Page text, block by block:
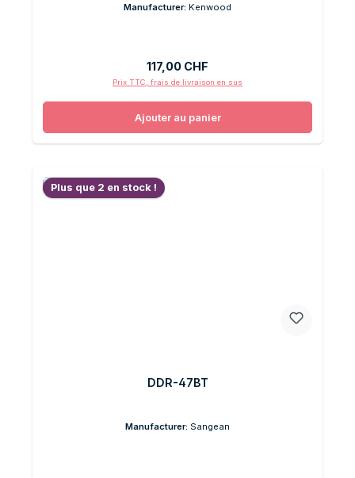
Manufacturer: Kenwood
Prix régulier :
117,00 CHF
Prix TTC, frais de livraison en sus
Ajouter au panier
Plus que 2 en stock !
DDR-47BT
Manufacturer: Sangean